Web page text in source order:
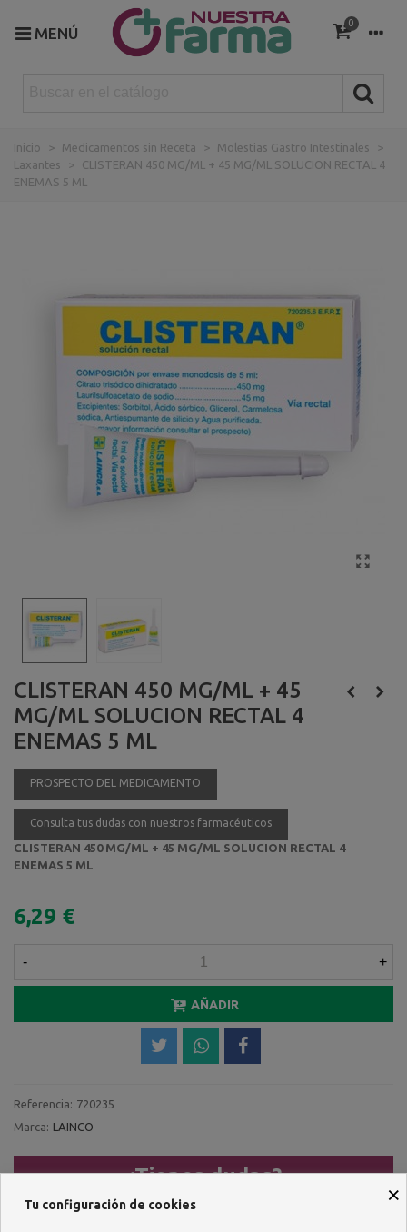
MENÚ
0
Inicio > Medicamentos sin Receta > Molestias Gastro Intestinales
>
Laxantes
>
CLISTERAN 450 MG/ML + 45 MG/ML SOLUCION RECTAL 4
ENEMAS 5 ML
CLISTERAN 450 MG/ML + 45
MG/ML SOLUCION RECTAL 4
ENEMAS 5 ML
PROSPECTO DEL MEDICAMENTO
Consulta tus dudas con nuestros farmacéuticos
CLISTERAN 450 MG/ML + 45 MG/ML SOLUCION RECTAL 4
ENEMAS 5 ML
6,29 €
- +
AÑADIR
Referencia: 720235
Marca: LAINCO
¿Tienes dudas?
Llámanos al
×
Tu configuración de cookies